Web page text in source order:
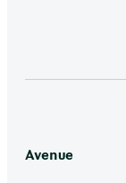
Avenue